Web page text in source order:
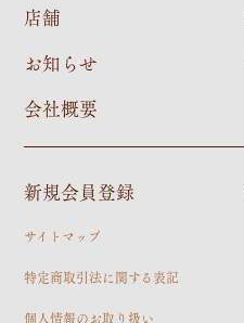
店舗
お知らせ
会社概要
新規会員登録
サイトマップ
特定商取引法に関する表記